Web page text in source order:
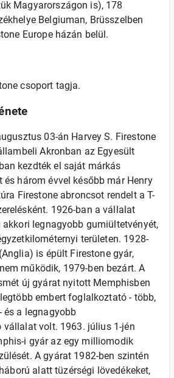
Magyarországon is), 178
Belgiuman, Brüsszelben
Europe házán belül.
csoport tagja.
03-án Harvey S. Firestone
Akronban az Egyesült
kezdték el saját márkás
és három évvel később már Henry
Firestone abroncsot rendelt a T-
1926-ban a vállalat
legnagyobb gumiültetvényét,
területen. 1928-
is épült Firestone gyár,
működik, 1979-ben bezárt. A
új gyárat nyitott Memphisben
embert foglalkoztató - több,
és a legnagyobb
volt. 1963. július 1-jén
i gyár az egy milliomodik
A gyárat 1982-ben szintén
alatt tüzérségi lövedékeket,